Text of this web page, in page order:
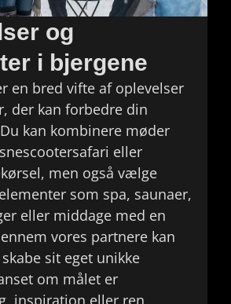
og
i bjergene
en bred vifte af oplevelser
der kan forbedre din
kan kombinere møder
eller
men også vælge
som spa, saunaer,
eller middage med en
vores partnere kan
sit eget unikke
om målet er